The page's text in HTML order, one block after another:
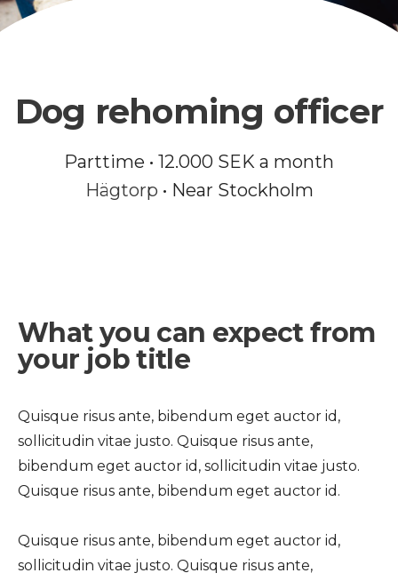
Dog rehoming officer
Parttime • 12.000 SEK a month
Hägtorp • Near Stockholm
What you can expect from
your job title
Quisque risus ante, bibendum eget auctor id,
sollicitudin vitae justo. Quisque risus ante,
bibendum eget auctor id, sollicitudin vitae justo.
Quisque risus ante, bibendum eget auctor id.
Quisque risus ante, bibendum eget auctor id,
sollicitudin vitae justo. Quisque risus ante,